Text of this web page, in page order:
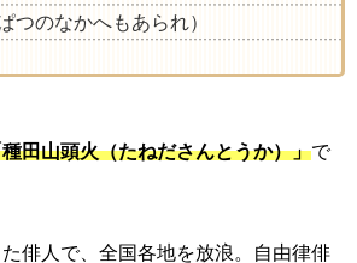
つのなかへもあられ）
田山頭火（たねださんとうか）」で
俳人で、全国各地を放浪。自由律俳